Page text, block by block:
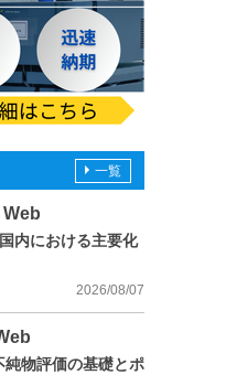
内における主要化
2026/08/07
物評価の基礎とポ
一覧